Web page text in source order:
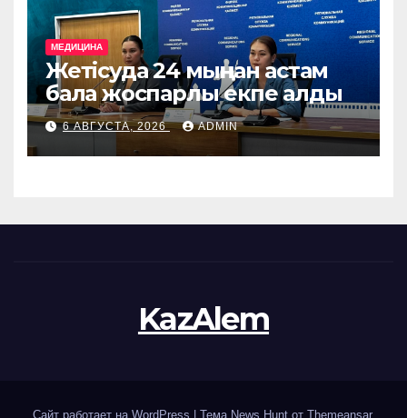
МЕДИЦИНА
Жетісуда 24 мыңнан астам
бала жоспарлы екпе алды
6 АВГУСТА, 2026 ADMIN
KazAlem
Сайт работает на WordPress | Тема News Hunt от Themeansar.